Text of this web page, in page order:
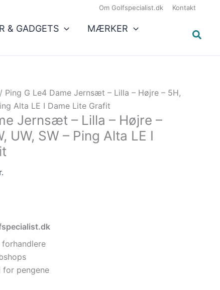
Om Golfspecialist.dk Kontakt
& GADGETS
MÆRKER
/ Ping G Le4 Dame Jernsæt – Lilla – Højre – 5H,
Alta LE I Dame Lite Grafit
Jernsæt – Lilla – Højre –
UW, SW – Ping Alta LE I
pris
10.369,15 kr..
pengene
12.199,00 kr..
10.369,15 kr..